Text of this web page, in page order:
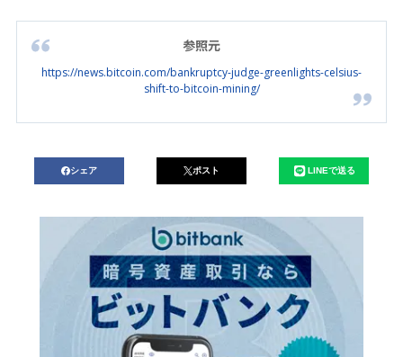
参照元
https://news.bitcoin.com/bankruptcy-judge-greenlights-celsius-
shift-to-bitcoin-mining/
シェア ポスト LINEで送る